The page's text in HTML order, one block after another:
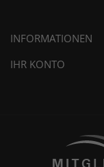
INFORMATIONEN
IHR KONTO